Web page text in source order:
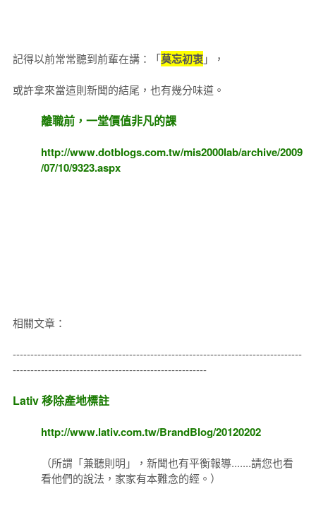
記得以前常常聽到前輩在講：「莫忘初衷」，
或許拿來當這則新聞的結尾，也有幾分味道。
離職前，一堂價值非凡的課
http://www.dotblogs.com.tw/mis2000lab/archive/2009
/07/10/9323.aspx
相關文章：
----------------------------------------------------------------------------------
-------------------------------------------------------
Lativ 移除產地標註
http://www.lativ.com.tw/BrandBlog/20120202
（所謂「兼聽則明」，新聞也有平衡報導.......請您也看
看他們的說法，家家有本難念的經。）